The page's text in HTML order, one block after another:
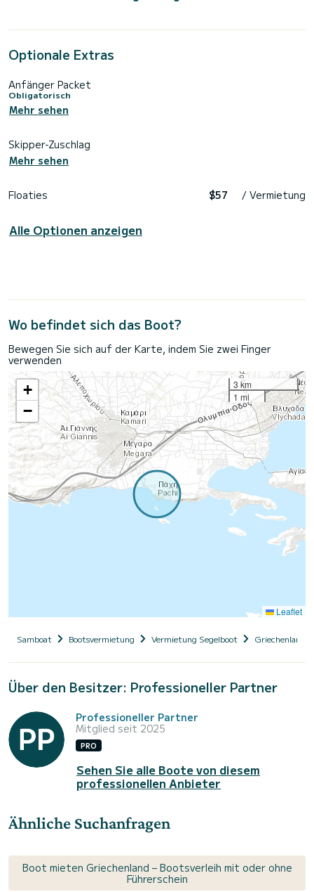
Optionale Extras
Anfänger Packet
Obligatorisch
Mehr sehen
Skipper-Zuschlag
Mehr sehen
Floaties $57 / Vermietung
Alle Optionen anzeigen
Wo befindet sich das Boot?
Bewegen Sie sich auf der Karte, indem Sie zwei Finger
verwenden
+
−
3 km
1 mi
Leaflet
Samboat Bootsvermietung Vermietung Segelboot Griechenland
Über den Besitzer: Professioneller Partner
Professioneller Partner
Mitglied seit 2025
PRO
Sehen Sie alle Boote von diesem
professionellen Anbieter
Ähnliche Suchanfragen
Boot mieten Griechenland – Bootsverleih mit oder ohne
Führerschein